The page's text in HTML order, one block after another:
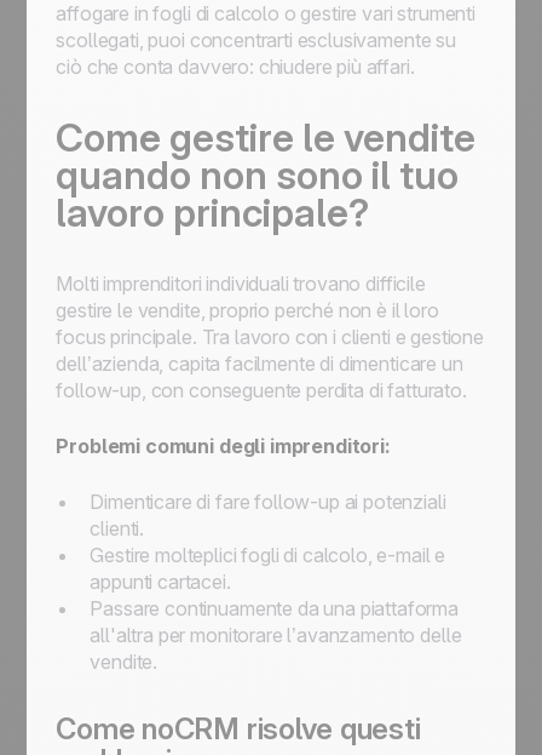
affogare in fogli di calcolo o gestire vari strumenti
scollegati, puoi concentrarti esclusivamente su
ciò che conta davvero: chiudere più affari.
Come gestire le vendite
quando non sono il tuo
lavoro principale?
Molti imprenditori individuali trovano difficile
gestire le vendite, proprio perché non è il loro
focus principale. Tra lavoro con i clienti e gestione
dell’azienda, capita facilmente di dimenticare un
follow-up, con conseguente perdita di fatturato.
Problemi comuni degli imprenditori:
Dimenticare di fare follow-up ai potenziali
clienti.
Gestire molteplici fogli di calcolo, e-mail e
appunti cartacei.
Passare continuamente da una piattaforma
all'altra per monitorare l’avanzamento delle
vendite.
Come noCRM risolve questi